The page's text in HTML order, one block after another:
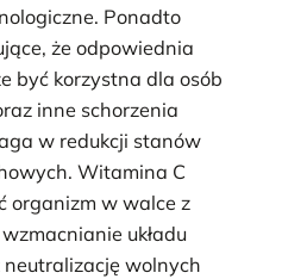
Ponadto
że odpowiednia
być korzystna dla osób
inne schorzenia
w redukcji stanów
Witamina C
organizm w walce z
układu
wolnych